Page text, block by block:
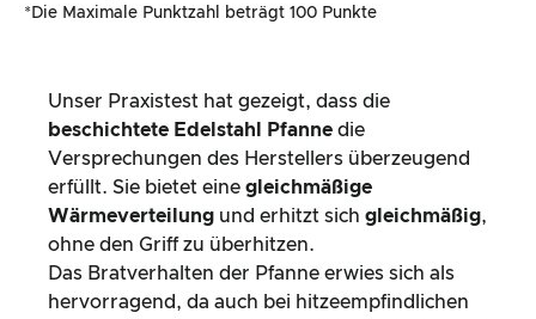
*Die Maximale Punktzahl beträgt 100 Punkte
Unser Praxistest hat gezeigt, dass die
beschichtete Edelstahl Pfanne die
Versprechungen des Herstellers überzeugend
erfüllt. Sie bietet eine gleichmäßige
Wärmeverteilung und erhitzt sich gleichmäßig,
ohne den Griff zu überhitzen.
Das Bratverhalten der Pfanne erwies sich als
hervorragend, da auch bei hitzeempfindlichen